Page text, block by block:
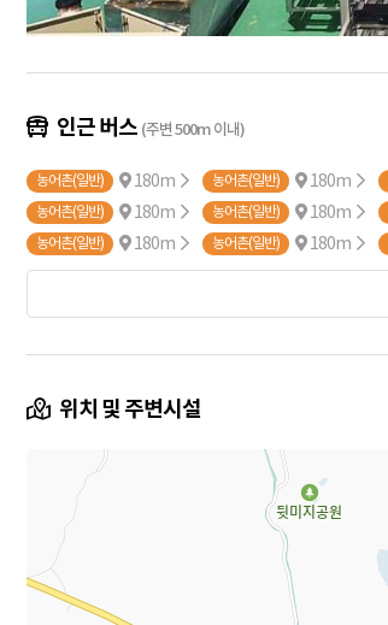
인근 버스 (주변 500m 이내)
농어촌(일반) 180m 농어촌(일반) 180m
농어촌(일반) 180m 농어촌(일반) 180m
농어촌(일반) 180m 농어촌(일반) 180m
일반 14 180m 일반 14-0 180m 일반 14
위치 및 주변시설